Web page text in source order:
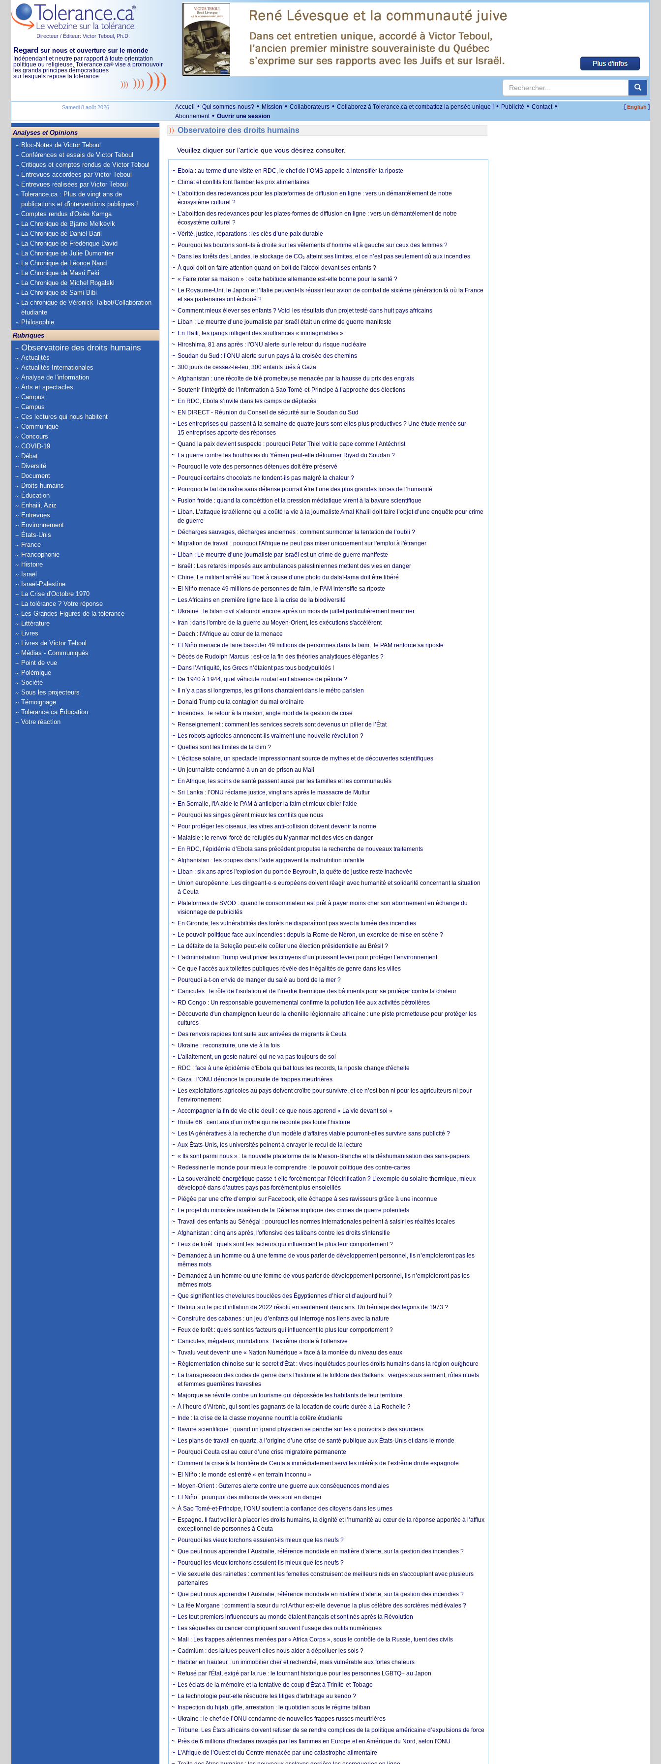
Directeur / Éditeur: Victor Teboul, Ph.D.
Regard sur nous et ouverture sur le monde
Indépendant et neutre par rapport à toute orientation
politique ou religieuse, Tolerance.ca® vise à promouvoir
les grands principes démocratiques
sur lesquels repose la tolérance.
Samedi 8 août 2026 Accueil • Qui sommes-nous? • Mission • Collaborateurs • Collaborez à Tolerance.ca et combattez la pensée unique ! • Publicité • Contact •
Abonnement • Ouvrir une session
[English ]
Analyses et Opinions
Bloc-Notes de Victor Teboul
Conférences et essais de Victor Teboul
Critiques et comptes rendus de Victor Teboul
Entrevues accordées par Victor Teboul
Entrevues réalisées par Victor Teboul
Tolerance.ca : Plus de vingt ans de
publications et d'interventions publiques !
Comptes rendus d'Osée Kamga
La Chronique de Bjarne Melkevik
La Chronique de Daniel Baril
La Chronique de Frédérique David
La Chronique de Julie Dumontier
La Chronique de Léonce Naud
La Chronique de Masri Feki
La Chronique de Michel Rogalski
La Chronique de Sami Bibi
La chronique de Véronick Talbot/Collaboration
étudiante
Philosophie
Rubriques
Observatoire des droits humains
Actualités
Actualités Internationales
Analyse de l'information
Arts et spectacles
Campus
Campus
Ces lectures qui nous habitent
Communiqué
Concours
COVID-19
Débat
Diversité
Document
Droits humains
Éducation
Enhaili, Aziz
Entrevues
Environnement
États-Unis
France
Francophonie
Histoire
Israël
Israël-Palestine
La Crise d'Octobre 1970
La tolérance ? Votre réponse
Les Grandes Figures de la tolérance
Littérature
Livres
Livres de Victor Teboul
Médias - Communiqués
Point de vue
Polémique
Société
Sous les projecteurs
Témoignage
Tolerance.ca Éducation
Votre réaction
Observatoire des droits humains
Veuillez cliquer sur l'article que vous désirez consulter.
Ebola : au terme d’une visite en RDC, le chef de l’OMS appelle à intensifier la riposte
Climat et conflits font flamber les prix alimentaires
L’abolition des redevances pour les plateformes de diffusion en ligne : vers un démantèlement de notre
écosystème culturel ?
L’abolition des redevances pour les plates-formes de diffusion en ligne : vers un démantèlement de notre
écosystème culturel ?
Vérité, justice, réparations : les clés d’une paix durable
Pourquoi les boutons sont-ils à droite sur les vêtements d’homme et à gauche sur ceux des femmes ?
Dans les forêts des Landes, le stockage de CO₂ atteint ses limites, et ce n’est pas seulement dû aux incendies
À quoi doit-on faire attention quand on boit de l'alcool devant ses enfants ?
« Faire roter sa maison » : cette habitude allemande est-elle bonne pour la santé ?
Le Royaume-Uni, le Japon et l’Italie peuvent-ils réussir leur avion de combat de sixième génération là où la France
et ses partenaires ont échoué ?
Comment mieux élever ses enfants ? Voici les résultats d'un projet testé dans huit pays africains
Liban : Le meurtre d’une journaliste par Israël était un crime de guerre manifeste
En Haïti, les gangs infligent des souffrances « inimaginables »
Hiroshima, 81 ans après : l'ONU alerte sur le retour du risque nucléaire
Soudan du Sud : l’ONU alerte sur un pays à la croisée des chemins
300 jours de cessez-le-feu, 300 enfants tués à Gaza
Afghanistan : une récolte de blé prometteuse menacée par la hausse du prix des engrais
Soutenir l’intégrité de l’information à Sao Tomé-et-Principe à l’approche des élections
En RDC, Ebola s’invite dans les camps de déplacés
EN DIRECT - Réunion du Conseil de sécurité sur le Soudan du Sud
Les entreprises qui passent à la semaine de quatre jours sont-elles plus productives ? Une étude menée sur
15 entreprises apporte des réponses
Quand la paix devient suspecte : pourquoi Peter Thiel voit le pape comme l’Antéchrist
La guerre contre les houthistes du Yémen peut-elle détourner Riyad du Soudan ?
Pourquoi le vote des personnes détenues doit être préservé
Pourquoi certains chocolats ne fondent-ils pas malgré la chaleur ?
Pourquoi le fait de naître sans défense pourrait être l’une des plus grandes forces de l’humanité
Fusion froide : quand la compétition et la pression médiatique virent à la bavure scientifique
Liban. L’attaque israélienne qui a coûté la vie à la journaliste Amal Khalil doit faire l’objet d’une enquête pour crime
de guerre
Décharges sauvages, décharges anciennes : comment surmonter la tentation de l’oubli ?
Migration de travail : pourquoi l'Afrique ne peut pas miser uniquement sur l'emploi à l'étranger
Liban : Le meurtre d’une journaliste par Israël est un crime de guerre manifeste
Israël : Les retards imposés aux ambulances palestiniennes mettent des vies en danger
Chine. Le militant arrêté au Tibet à cause d’une photo du dalaï-lama doit être libéré
El Niño menace 49 millions de personnes de faim, le PAM intensifie sa riposte
Les Africains en première ligne face à la crise de la biodiversité
Ukraine : le bilan civil s’alourdit encore après un mois de juillet particulièrement meurtrier
Iran : dans l'ombre de la guerre au Moyen-Orient, les exécutions s'accélèrent
Daech : l'Afrique au cœur de la menace
El Niño menace de faire basculer 49 millions de personnes dans la faim : le PAM renforce sa riposte
Décès de Rudolph Marcus : est-ce la fin des théories analytiques élégantes ?
Dans l’Antiquité, les Grecs n’étaient pas tous bodybuildés !
De 1940 à 1944, quel véhicule roulait en l’absence de pétrole ?
Il n’y a pas si longtemps, les grillons chantaient dans le métro parisien
Donald Trump ou la contagion du mal ordinaire
Incendies : le retour à la maison, angle mort de la gestion de crise
Renseignement : comment les services secrets sont devenus un pilier de l’État
Les robots agricoles annoncent-ils vraiment une nouvelle révolution ?
Quelles sont les limites de la clim ?
L’éclipse solaire, un spectacle impressionnant source de mythes et de découvertes scientifiques
Un journaliste condamné à un an de prison au Mali
En Afrique, les soins de santé passent aussi par les familles et les communautés
Sri Lanka : l’ONU réclame justice, vingt ans après le massacre de Muttur
En Somalie, l'IA aide le PAM à anticiper la faim et mieux cibler l'aide
Pourquoi les singes gèrent mieux les conflits que nous
Pour protéger les oiseaux, les vitres anti-collision doivent devenir la norme
Malaisie : le renvoi forcé de réfugiés du Myanmar met des vies en danger
En RDC, l’épidémie d’Ebola sans précédent propulse la recherche de nouveaux traitements
Afghanistan : les coupes dans l’aide aggravent la malnutrition infantile
Liban : six ans après l'explosion du port de Beyrouth, la quête de justice reste inachevée
Union européenne. Les dirigeant·e·s européens doivent réagir avec humanité et solidarité concernant la situation
à Ceuta
Plateformes de SVOD : quand le consommateur est prêt à payer moins cher son abonnement en échange du
visionnage de publicités
En Gironde, les vulnérabilités des forêts ne disparaîtront pas avec la fumée des incendies
Le pouvoir politique face aux incendies : depuis la Rome de Néron, un exercice de mise en scène ?
La défaite de la Seleção peut-elle coûter une élection présidentielle au Brésil ?
L’administration Trump veut priver les citoyens d’un puissant levier pour protéger l’environnement
Ce que l’accès aux toilettes publiques révèle des inégalités de genre dans les villes
Pourquoi a-t-on envie de manger du salé au bord de la mer ?
Canicules : le rôle de l’isolation et de l’inertie thermique des bâtiments pour se protéger contre la chaleur
RD Congo : Un responsable gouvernemental confirme la pollution liée aux activités pétrolières
Découverte d'un champignon tueur de la chenille légionnaire africaine : une piste prometteuse pour protéger les
cultures
Des renvois rapides font suite aux arrivées de migrants à Ceuta
Ukraine : reconstruire, une vie à la fois
L'allaitement, un geste naturel qui ne va pas toujours de soi
RDC : face à une épidémie d'Ebola qui bat tous les records, la riposte change d'échelle
Gaza : l’ONU dénonce la poursuite de frappes meurtrières
Les exploitations agricoles au pays doivent croître pour survivre, et ce n’est bon ni pour les agriculteurs ni pour
l’environnement
Accompagner la fin de vie et le deuil : ce que nous apprend « La vie devant soi »
Route 66 : cent ans d’un mythe qui ne raconte pas toute l’histoire
Les IA génératives à la recherche d’un modèle d’affaires viable pourront-elles survivre sans publicité ?
Aux États-Unis, les universités peinent à enrayer le recul de la lecture
« Ils sont parmi nous » : la nouvelle plateforme de la Maison-Blanche et la déshumanisation des sans-papiers
Redessiner le monde pour mieux le comprendre : le pouvoir politique des contre-cartes
La souveraineté énergétique passe-t-elle forcément par l’électrification ? L’exemple du solaire thermique, mieux
développé dans d’autres pays pas forcément plus ensoleillés
Piégée par une offre d’emploi sur Facebook, elle échappe à ses ravisseurs grâce à une inconnue
Le projet du ministère israélien de la Défense implique des crimes de guerre potentiels
Travail des enfants au Sénégal : pourquoi les normes internationales peinent à saisir les réalités locales
Afghanistan : cinq ans après, l'offensive des talibans contre les droits s'intensifie
Feux de forêt : quels sont les facteurs qui influencent le plus leur comportement ?
Demandez à un homme ou à une femme de vous parler de développement personnel, ils n’emploieront pas les
mêmes mots
Demandez à un homme ou une femme de vous parler de développement personnel, ils n’emploieront pas les
mêmes mots
Que signifient les chevelures bouclées des Égyptiennes d’hier et d’aujourd’hui ?
Retour sur le pic d’inflation de 2022 résolu en seulement deux ans. Un héritage des leçons de 1973 ?
Construire des cabanes : un jeu d’enfants qui interroge nos liens avec la nature
Feux de forêt : quels sont les facteurs qui influencent le plus leur comportement ?
Canicules, mégafeux, inondations : l’extrême droite à l’offensive
Tuvalu veut devenir une « Nation Numérique » face à la montée du niveau des eaux
Réglementation chinoise sur le secret d'État : vives inquiétudes pour les droits humains dans la région ouïghoure
La transgression des codes de genre dans l'histoire et le folklore des Balkans : vierges sous serment, rôles rituels
et femmes guerrières travesties
Majorque se révolte contre un tourisme qui dépossède les habitants de leur territoire
À l’heure d’Airbnb, qui sont les gagnants de la location de courte durée à La Rochelle ?
Inde : la crise de la classe moyenne nourrit la colère étudiante
Bavure scientifique : quand un grand physicien se penche sur les « pouvoirs » des sourciers
Les plans de travail en quartz, à l’origine d’une crise de santé publique aux États-Unis et dans le monde
Pourquoi Ceuta est au cœur d’une crise migratoire permanente
Comment la crise à la frontière de Ceuta a immédiatement servi les intérêts de l’extrême droite espagnole
El Niño : le monde est entré « en terrain inconnu »
Moyen-Orient : Guterres alerte contre une guerre aux conséquences mondiales
El Niño : pourquoi des millions de vies sont en danger
À Sao Tomé-et-Principe, l’ONU soutient la confiance des citoyens dans les urnes
Espagne. Il faut veiller à placer les droits humains, la dignité et l’humanité au cœur de la réponse apportée à l’afflux
exceptionnel de personnes à Ceuta
Pourquoi les vieux torchons essuient-ils mieux que les neufs ?
Que peut nous apprendre l’Australie, référence mondiale en matière d’alerte, sur la gestion des incendies ?
Pourquoi les vieux torchons essuient-ils mieux que les neufs ?
Vie sexuelle des rainettes : comment les femelles construisent de meilleurs nids en s'accouplant avec plusieurs
partenaires
Que peut nous apprendre l’Australie, référence mondiale en matière d’alerte, sur la gestion des incendies ?
La fée Morgane : comment la sœur du roi Arthur est-elle devenue la plus célèbre des sorcières médiévales ?
Les tout premiers influenceurs au monde étaient français et sont nés après la Révolution
Les séquelles du cancer compliquent souvent l’usage des outils numériques
Mali : Les frappes aériennes menées par « Africa Corps », sous le contrôle de la Russie, tuent des civils
Cadmium : des laitues peuvent-elles nous aider à dépolluer les sols ?
Habiter en hauteur : un immobilier cher et recherché, mais vulnérable aux fortes chaleurs
Refusé par l'État, exigé par la rue : le tournant historique pour les personnes LGBTQ+ au Japon
Les éclats de la mémoire et la tentative de coup d'État à Trinité-et-Tobago
La technologie peut-elle résoudre les litiges d'arbitrage au kendo ?
Inspection du hijab, gifle, arrestation : le quotidien sous le régime taliban
Ukraine : le chef de l’ONU condamne de nouvelles frappes russes meurtrières
Tribune. Les États africains doivent refuser de se rendre complices de la politique américaine d’expulsions de force
Près de 6 millions d'hectares ravagés par les flammes en Europe et en Amérique du Nord, selon l'ONU
L’Afrique de l’Ouest et du Centre menacée par une catastrophe alimentaire